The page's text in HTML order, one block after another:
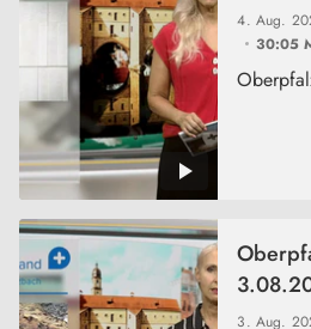
4. Aug.
30:05
3. Aug.